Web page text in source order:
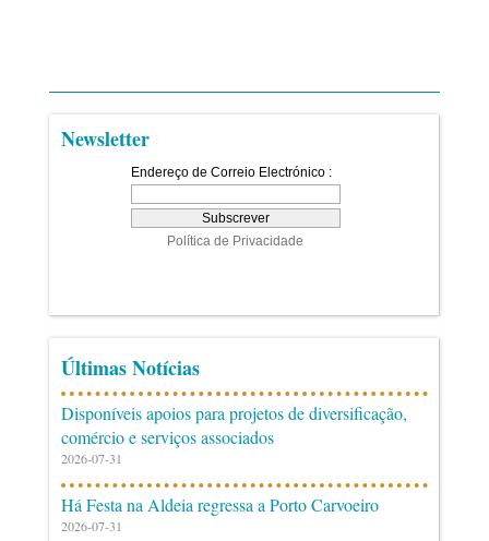
Newsletter
Últimas Notícias
Disponíveis apoios para projetos de diversificação,
comércio e serviços associados
2026-07-31
Há Festa na Aldeia regressa a Porto Carvoeiro
2026-07-31